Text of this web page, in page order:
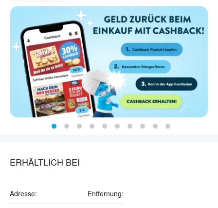
ERHÄLTLICH BEI
Adresse: Entfernung: